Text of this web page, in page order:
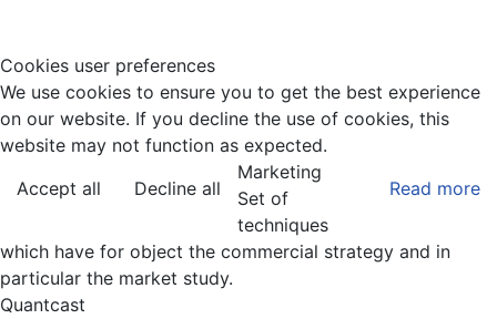
Cookies user preferences
We use cookies to ensure you to get the best experience
on our website. If you decline the use of cookies, this
website may not function as expected.
Accept all
Decline all Read more
Marketing
Set of
techniques
which have for object the commercial strategy and in
particular the market study.
Quantcast